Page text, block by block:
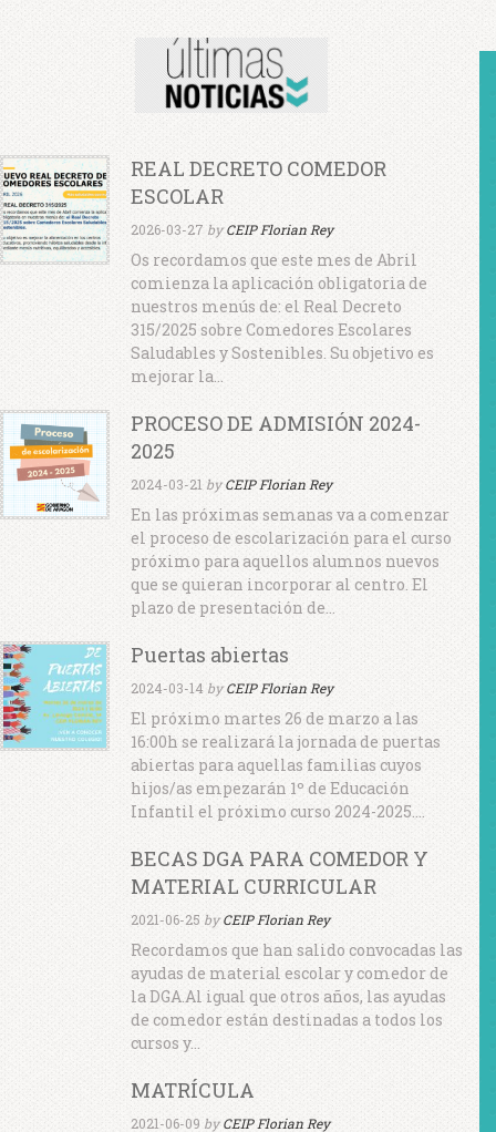
REAL DECRETO COMEDOR
ESCOLAR
2026-03-27 byCEIP Florian Rey
Os recordamos que este mes de Abril
comienza la aplicación obligatoria de
nuestros menús de: el Real Decreto
315/2025 sobre Comedores Escolares
Saludables y Sostenibles. Su objetivo es
mejorar la…
PROCESO DE ADMISIÓN 2024-
2025
2024-03-21 byCEIP Florian Rey
En las próximas semanas va a comenzar
el proceso de escolarización para el curso
próximo para aquellos alumnos nuevos
que se quieran incorporar al centro. El
plazo de presentación de…
Puertas abiertas
2024-03-14 byCEIP Florian Rey
El próximo martes 26 de marzo a las
16:00h se realizará la jornada de puertas
abiertas para aquellas familias cuyos
hijos/as empezarán 1º de Educación
Infantil el próximo curso 2024-2025.…
BECAS DGA PARA COMEDOR Y
MATERIAL CURRICULAR
2021-06-25 byCEIP Florian Rey
Recordamos que han salido convocadas las
ayudas de material escolar y comedor de
la DGA.Al igual que otros años, las ayudas
de comedor están destinadas a todos los
cursos y…
MATRÍCULA
2021-06-09 byCEIP Florian Rey